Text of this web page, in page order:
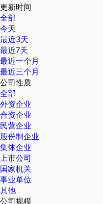
更新时间
全部
今天
最近3天
最近7天
最近一个月
最近三个月
公司性质
全部
外资企业
合资企业
民营企业
股份制企业
集体企业
上市公司
国家机关
事业单位
其他
公司规模